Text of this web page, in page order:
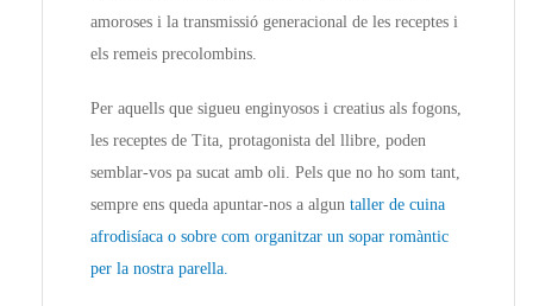
amoroses i la transmissió generacional de les receptes i
els remeis precolombins.
Per aquells que sigueu enginyosos i creatius als fogons,
les receptes de Tita, protagonista del llibre, poden
semblar-vos pa sucat amb oli. Pels que no ho som tant,
sempre ens queda apuntar-nos a algun taller de cuina
afrodisíaca o sobre com organitzar un sopar romàntic
per la nostra parella.